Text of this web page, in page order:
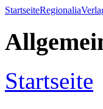
StartseiteRegionalia
Startseite